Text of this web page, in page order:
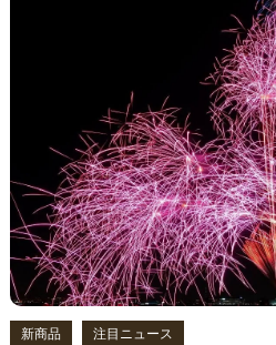
新商品 注目ニュース